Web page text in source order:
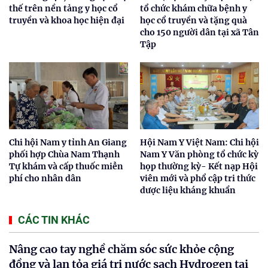
thế trên nền tảng y học cổ
truyền và khoa học hiện đại
tổ chức khám chữa bệnh y
học cổ truyền và tặng quà
cho 150 người dân tại xã Tân
Tập
Chi hội Nam y tỉnh An Giang
phối hợp Chùa Nam Thạnh
Tự khám và cấp thuốc miễn
phí cho nhân dân
Hội Nam Y Việt Nam: Chi hội
Nam Y Văn phòng tổ chức kỳ
họp thường kỳ- Kết nạp Hội
viên mới và phổ cập tri thức
dược liệu kháng khuẩn
CÁC TIN KHÁC
Nâng cao tay nghề chăm sóc sức khỏe cộng
đồng và lan tỏa giá trị nước sạch Hydrogen tại